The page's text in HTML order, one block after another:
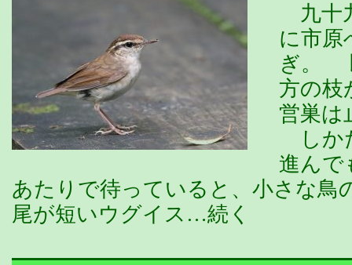
九十
に市原
ぎ。
方の枝
営巣は
しか
進んで
あたりで待っていると、小さな
尾が短いウグイス…続く